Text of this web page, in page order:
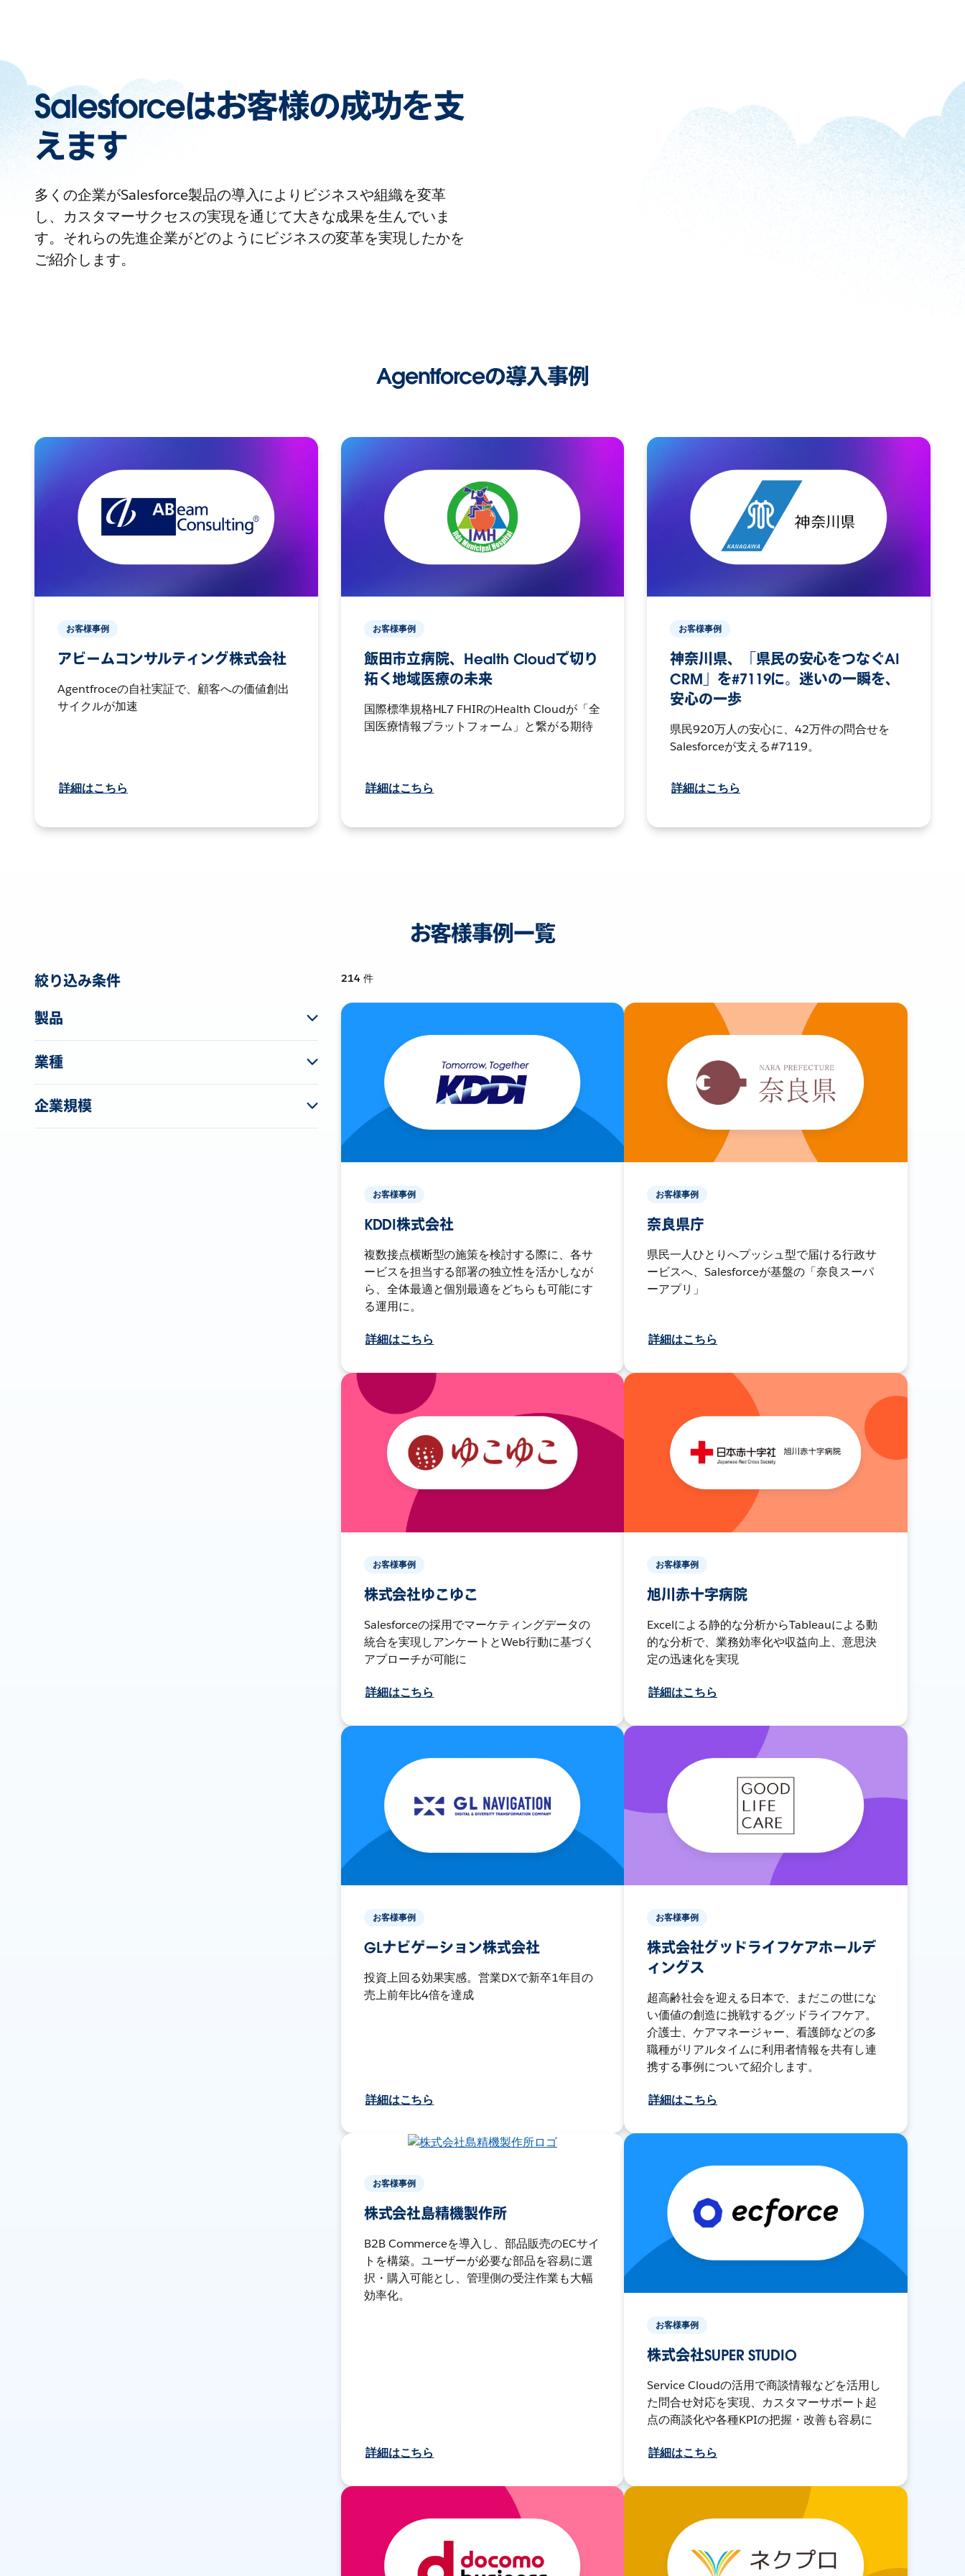
Salesforceはお客様の成功を支
えます
多くの企業がSalesforce製品の導入によりビジネスや組織を変革
し、カスタマーサクセスの実現を通じて大きな成果を生んでいま
す。それらの先進企業がどのようにビジネスの変革を実現したかを
ご紹介します。
Agentforceの導入事例
お客様事例
アビームコンサルティング株式会社
Agentfroceの自社実証で、顧客への価値創出
サイクルが加速
詳細はこちら
お客様事例
飯田市立病院、Health Cloudで切り
拓く地域医療の未来
国際標準規格HL7 FHIRのHealth Cloudが「全
国医療情報プラットフォーム」と繋がる期待
詳細はこちら
お客様事例
神奈川県、「県民の安心をつなぐAI
CRM」を#7119に。迷いの一瞬を、
安心の一歩
県民920万人の安心に、42万件の問合せを
Salesforceが支える#7119。
詳細はこちら
お客様事例一覧
絞り込み条件
製品
業種
企業規模
214 件
お客様事例
KDDI株式会社
複数接点横断型の施策を検討する際に、各サ
ービスを担当する部署の独立性を活かしなが
ら、全体最適と個別最適をどちらも可能にす
る運用に。
詳細はこちら
お客様事例
奈良県庁
県民一人ひとりへプッシュ型で届ける行政サ
ービスへ、Salesforceが基盤の「奈良スーパ
ーアプリ」
詳細はこちら
お客様事例
株式会社ゆこゆこ
Salesforceの採用でマーケティングデータの
統合を実現しアンケートとWeb行動に基づく
アプローチが可能に
詳細はこちら
お客様事例
旭川赤十字病院
Excelによる静的な分析からTableauによる動
的な分析で、業務効率化や収益向上、意思決
定の迅速化を実現
詳細はこちら
お客様事例
GLナビゲーション株式会社
投資上回る効果実感。営業DXで新卒1年目の
売上前年比4倍を達成
詳細はこちら
お客様事例
株式会社グッドライフケアホールデ
ィングス
超高齢社会を迎える日本で、まだこの世にな
い価値の創造に挑戦するグッドライフケア。
介護士、ケアマネージャー、看護師などの多
職種がリアルタイムに利用者情報を共有し連
携する事例について紹介します。
詳細はこちら
お客様事例
株式会社島精機製作所
B2B Commerceを導入し、部品販売のECサイ
トを構築。ユーザーが必要な部品を容易に選
択・購入可能とし、管理側の受注作業も大幅
効率化。
詳細はこちら
お客様事例
株式会社SUPER STUDIO
Service Cloudの活用で商談情報などを活用し
た問合せ対応を実現、カスタマーサポート起
点の商談化や各種KPIの把握・改善も容易に
詳細はこちら